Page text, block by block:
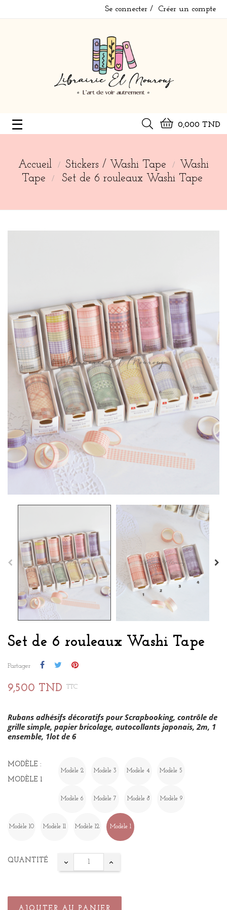
Se connecter Créer un compte
0,000 TND
Basculer
☰
Accueil Stickers / Washi Tape
Washi
Tape
Set de 6 rouleaux Washi Tape
Set de 6 rouleaux Washi Tape
Partager
9,500 TND TTC
Rubans adhésifs décoratifs pour Scrapbooking, contrôle de
grille simple, papier bricolage, autocollants japonais, 2m, 1
ensemble, 1lot de 6
MODÈLE :
MODÈLE 1
Modèle 2 Modèle 3 Modèle 4 Modèle 5
Modèle 6 Modèle 7 Modèle 8 Modèle 9
Modèle 10 Modèle 11 Modèle 12 Modèle 1
QUANTITÉ